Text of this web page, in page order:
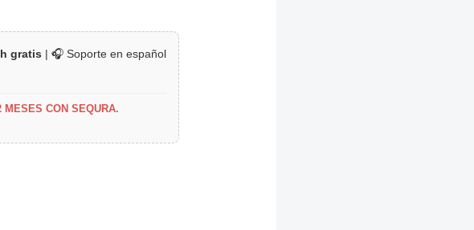
gratis | 🎧 Soporte en español
MESES CON SEQURA.